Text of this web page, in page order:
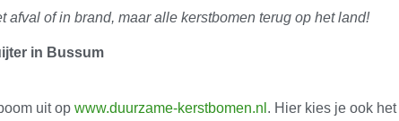
afval of in brand, maar alle kerstbomen terug op het land!
in Bussum
uit op www.duurzame-kerstbomen.nl . Hier kies je ook het